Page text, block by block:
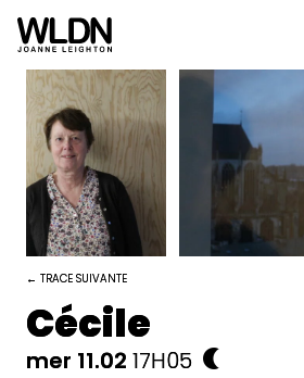
← TRACE SUIVANTE
Cécile
mer 11.02 17H05